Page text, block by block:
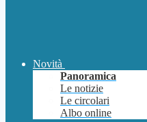
Novità
Panoramica
Le notizie
Le circolari
Albo online